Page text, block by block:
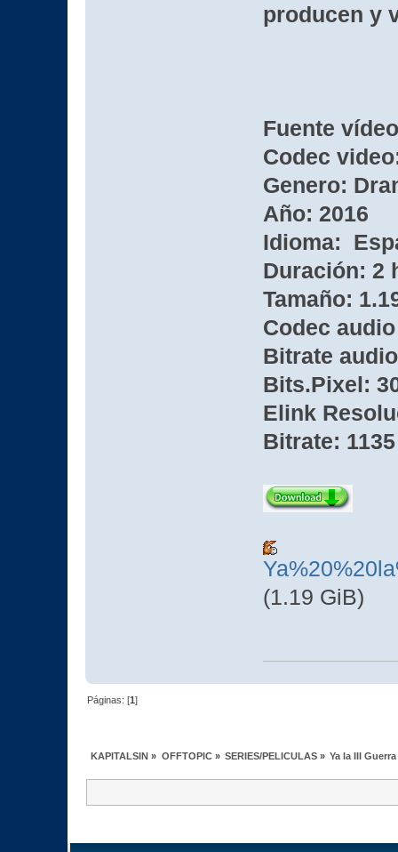
producen y
Fuente
Codec
Genero:
Año: 2016
Idioma:
Duración: 2
Tamaño:
Codec
Bitrate
Bits.Pixel:
Elink
Bitrate: 1135
(1.19 GiB)
Páginas: [1]
KAPITALSIN » OFFTOPIC» SERIES/PELICULAS» Ya la III